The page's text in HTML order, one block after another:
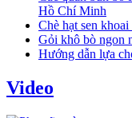
Hồ Chí Minh
Chè hạt sen
Gỏi khô bò ngon
Hướng dẫn lựa
Video